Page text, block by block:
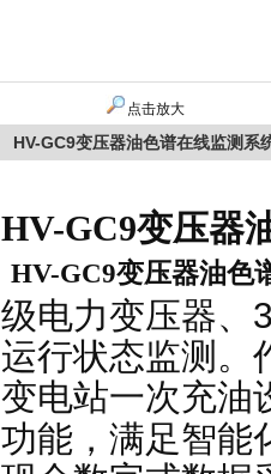
点击放大
HV-GC9变压器油色谱在线监测系
HV-GC9变压器
HV-GC9变压器油色
级电力变压器、
运行状态监测。
变电站一次充油
功能，满足智能